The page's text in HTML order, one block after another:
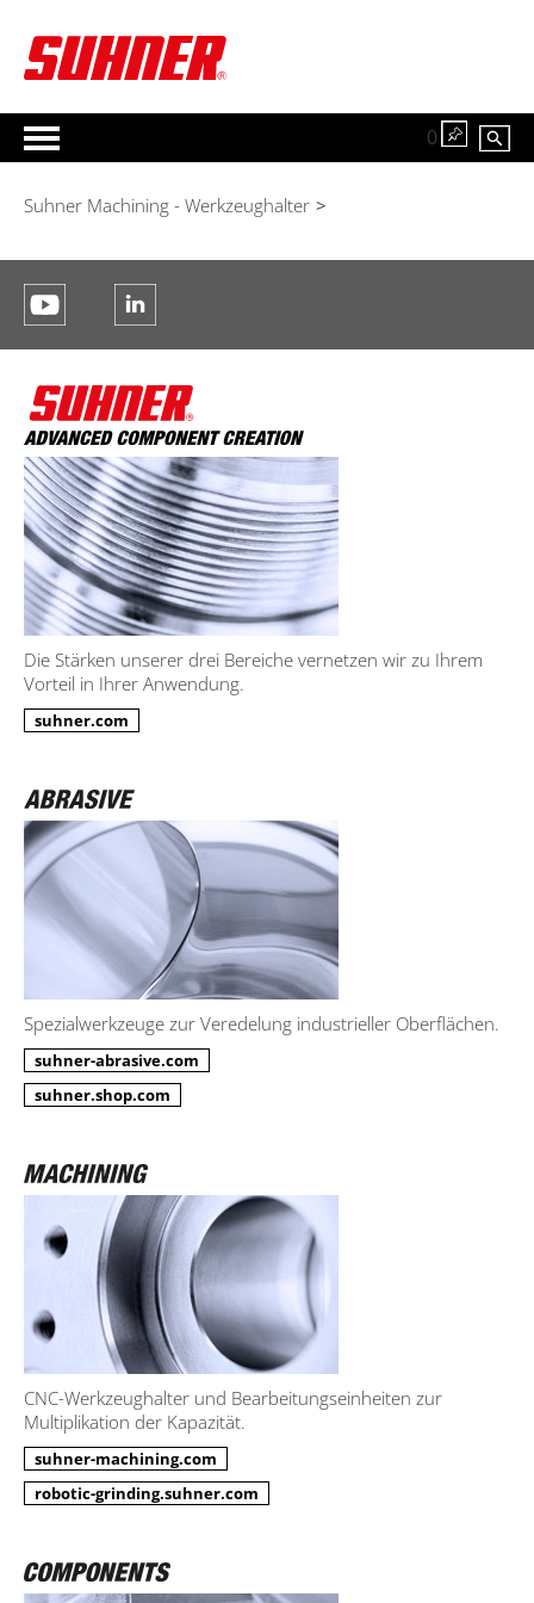
0
Suhner Machining - Werkzeughalter >
Die Stärken unserer drei Bereiche vernetzen wir zu Ihrem
Vorteil in Ihrer Anwendung.
suhner.com
Spezialwerkzeuge zur Veredelung industrieller Oberflächen.
suhner-abrasive.com
suhner.shop.com
CNC-Werkzeughalter und Bearbeitungseinheiten zur
Multiplikation der Kapazität.
suhner-machining.com
robotic-grinding.suhner.com